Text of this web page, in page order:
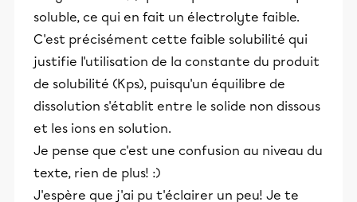
soluble, ce qui en fait un électrolyte faible.
C'est précisément cette faible solubilité qui
justifie l'utilisation de la constante du produit
de solubilité (Kps), puisqu'un équilibre de
dissolution s'établit entre le solide non dissous
et les ions en solution.
Je pense que c'est une confusion au niveau du
texte, rien de plus! :)
J'espère que j'ai pu t'éclairer un peu! Je te